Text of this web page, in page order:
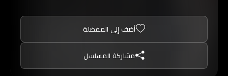
يشعر بكل شي, وهاجيكي بينما يقوم بعميلة التوصيل
بالصدفة يواجه ذلك الحجر حيث يتشكل الى روبوت
اسماه فيما بعد بـ (البرق) ولكن يكتشف انه ليس
الوحيد الذي يمتلك مثله, فماذا سيجري ؟؟
أضف إلى المفضلة
مشاركة المسلسل